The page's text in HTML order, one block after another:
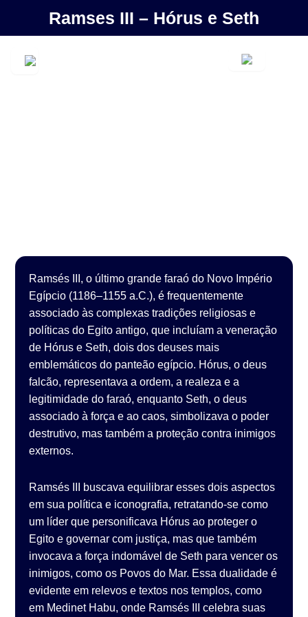
Ramses III – Hórus e Seth
Ramsés III, o último grande faraó do Novo Império
Egípcio (1186–1155 a.C.), é frequentemente
associado às complexas tradições religiosas e
políticas do Egito antigo, que incluíam a veneração
de Hórus e Seth, dois dos deuses mais
emblemáticos do panteão egípcio. Hórus, o deus
falcão, representava a ordem, a realeza e a
legitimidade do faraó, enquanto Seth, o deus
associado à força e ao caos, simbolizava o poder
destrutivo, mas também a proteção contra inimigos
externos.
Ramsés III buscava equilibrar esses dois aspectos
em sua política e iconografia, retratando-se como
um líder que personificava Hórus ao proteger o
Egito e governar com justiça, mas que também
invocava a força indomável de Seth para vencer os
inimigos, como os Povos do Mar. Essa dualidade é
evidente em relevos e textos nos templos, como
em Medinet Habu, onde Ramsés III celebra suas